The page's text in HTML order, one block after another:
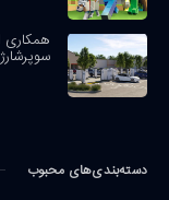
دسته‌بندی‌های محبوب